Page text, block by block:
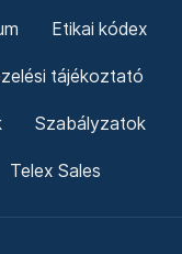
Etikai kódex
tájékoztató
Szabályzatok
Telex Sales